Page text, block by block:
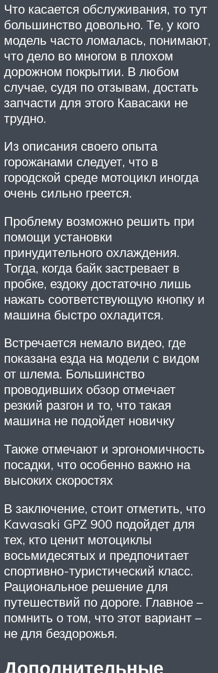
Что касается обслуживания, то тут
большинство довольно. Те, у кого
модель часто ломалась, понимают,
что дело во многом в плохом
дорожном покрытии. В любом
случае, судя по отзывам, достать
запчасти для этого Кавасаки не
трудно.
Из описания своего опыта
горожанами следует, что в
городской среде мотоцикл иногда
очень сильно греется.
Проблему возможно решить при
помощи установки
принудительного охлаждения.
Тогда, когда байк застревает в
пробке, ездоку достаточно лишь
нажать соответствующую кнопку и
машина быстро охладится.
Встречается немало видео, где
показана езда на модели с видом
от шлема. Большинство
проводивших обзор отмечает
резкий разгон и то, что такая
машина не подойдет новичку
Также отмечают и эргономичность
посадки, что особенно важно на
высоких скоростях
В заключение, стоит отметить, что
Kawasaki GPZ 900 подойдет для
тех, кто ценит мотоциклы
восьмидесятых и предпочитает
спортивно-туристический класс.
Рациональное решение для
путешествий по дороге. Главное –
помнить о том, что этот вариант –
не для бездорожья.
Дополнительные